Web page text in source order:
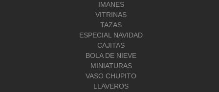
IMANES
VITRINAS
TAZAS
ESPECIAL NAVIDAD
CAJITAS
BOLA DE NIEVE
MINIATURAS
VASO CHUPITO
LLAVEROS